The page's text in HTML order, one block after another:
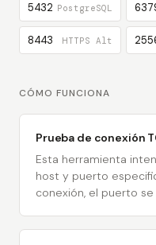
5432 PostgreSQL
8443 HTTPS Alt
CÓMO FUNCIONA
Prueba de conexión
Esta herramienta
host y puerto
conexión, el puerto